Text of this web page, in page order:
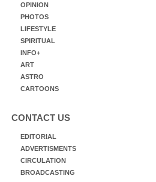
OPINION
PHOTOS
LIFESTYLE
SPIRITUAL
INFO+
ART
ASTRO
CARTOONS
CONTACT US
EDITORIAL
ADVERTISMENTS
CIRCULATION
BROADCASTING